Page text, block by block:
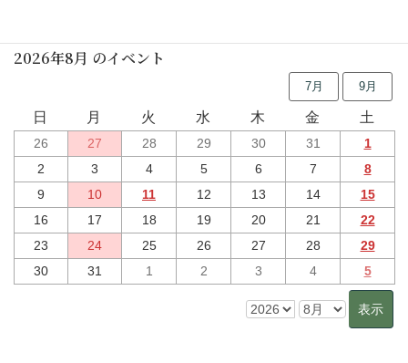
2026年8月 のイベント
7月 9月
日 月 火 水 木 金 土
26 27 28 29 30 31
1
2
3 4 5 6 7
8
9
10 11 12 13 14
15
16
17 18 19 20 21
22
23
24 25 26 27 28
29
30
31 1 2 3 4 5